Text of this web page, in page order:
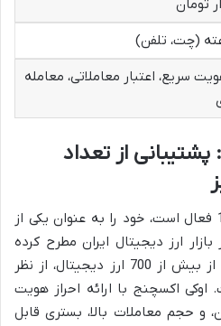
سریع، اعتبار معاملاتی، معامله
از تعداد
اوکی اکسچنج، که از سال 1396 فعال است، خود را به عنوان یکی از
ارز دیجیتال ایران مطرح کرده
است. این صرافی با پشتیبانی از بیش از 700 ارز دیجیتال، از نظر
اوکی اکسچنج با ارائه احراز هویت
و حجم معاملات بالا، بستری قابل